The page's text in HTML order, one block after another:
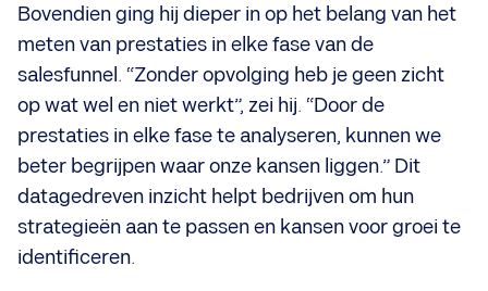
Bovendien ging hij dieper in op het belang van het
meten van prestaties in elke fase van de
salesfunnel. “Zonder opvolging heb je geen zicht
op wat wel en niet werkt”, zei hij. “Door de
prestaties in elke fase te analyseren, kunnen we
beter begrijpen waar onze kansen liggen.” Dit
datagedreven inzicht helpt bedrijven om hun
strategieën aan te passen en kansen voor groei te
identificeren.